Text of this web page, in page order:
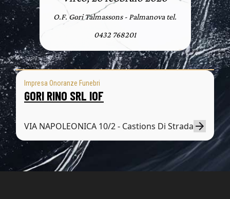
O.F. Gori Talmassons - Palmanova tel.
0432 768201
Impresa Onoranze Funebri
GORI RINO SRL IOF
VIA NAPOLEONICA 10/2 - Castions Di Strada